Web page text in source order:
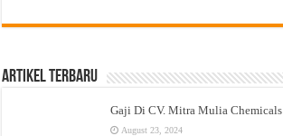
Artikel Terbaru
Gaji Di CV. Mitra Mulia Chemicals
August 23, 2024